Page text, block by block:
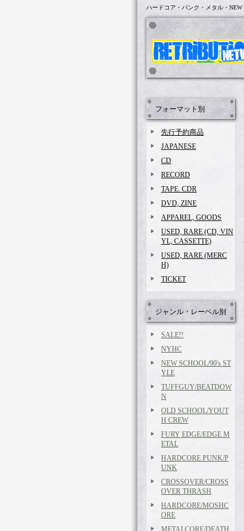
ハードコア・パンク・メタル・
フォーマット別
先行予約商品
JAPANESE
CD
RECORD
TAPE. CDR
DVD, ZINE
APPAREL, GOODS
USED, RARE (CD, VIN
YL, CASSETTE)
USED, RARE (MERC
H)
TICKET
ジャンル・レーベル別
SALE!!
NYHC
NEW SCHOOL/90's ST
YLE
TUFFGUY/BEATDOW
N
OLD SCHOOL/YOUT
H CREW
FURY EDGE/EDGE M
ETAL
HARDCORE PUNK/P
UNK
CROSSOVER/CROSS
OVER THRASH
HARDCORE/MOSHC
ORE
METALCORE/DEATH